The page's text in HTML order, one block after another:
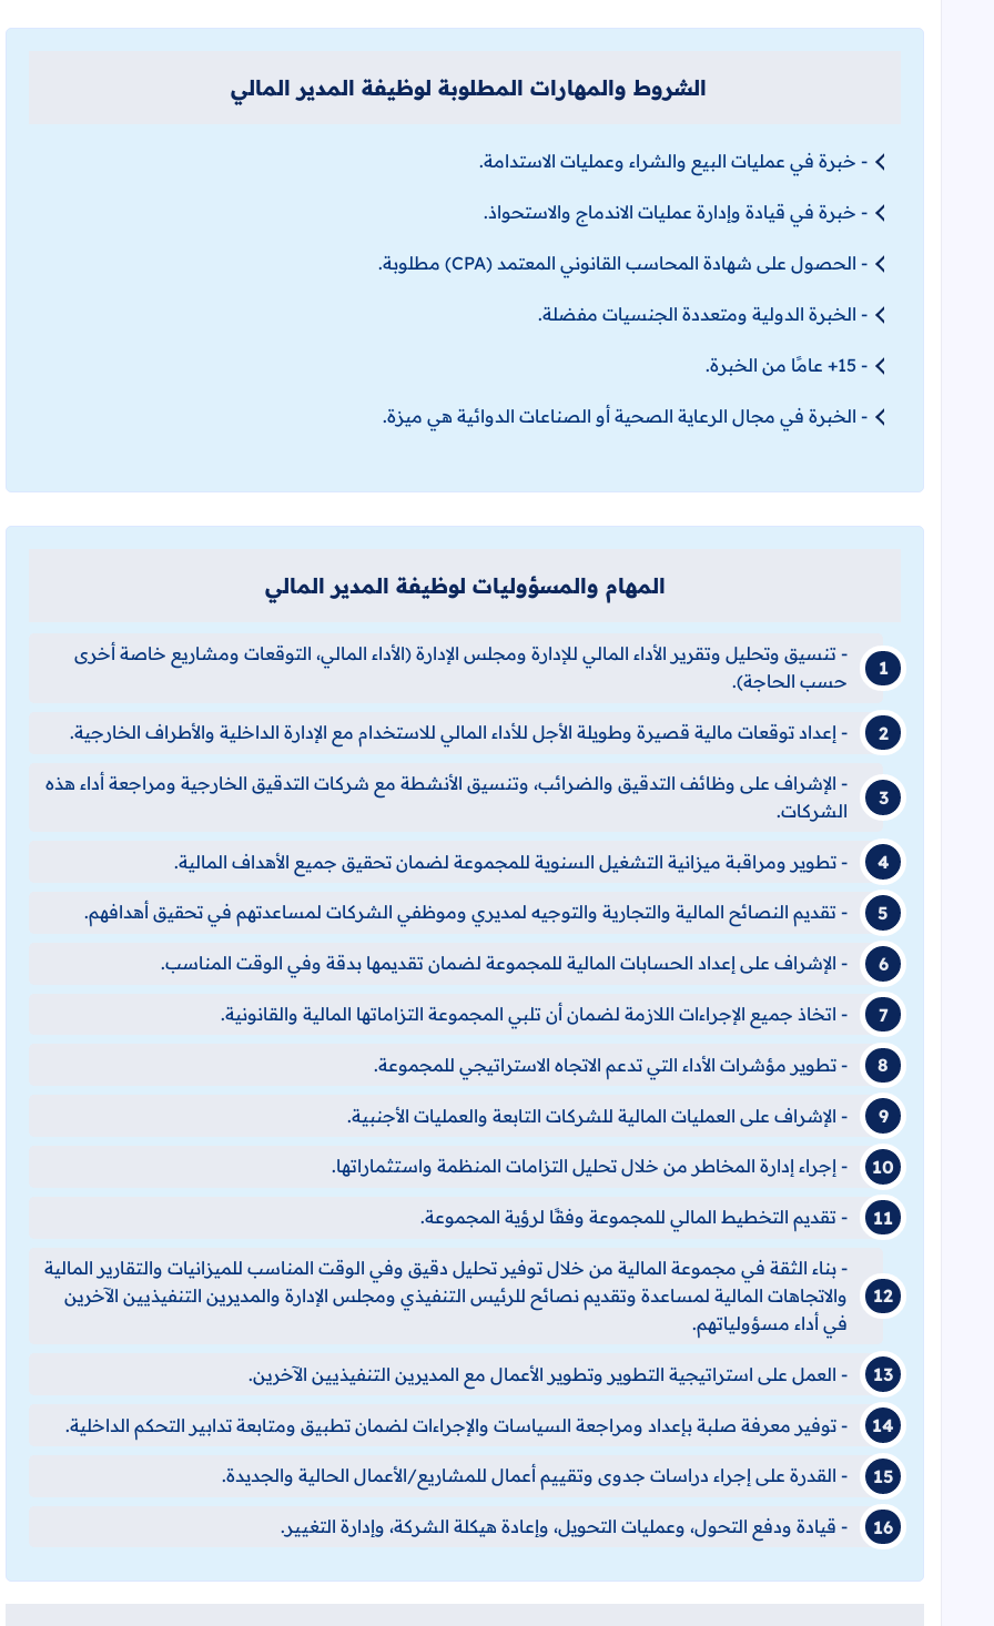
الشروط والمهارات المطلوبة لوظيفة المدير المالي
- خبرة في عمليات البيع والشراء وعمليات الاستدامة.
- خبرة في قيادة وإدارة عمليات الاندماج والاستحواذ.
- الحصول على شهادة المحاسب القانوني المعتمد (CPA) مطلوبة.
- الخبرة الدولية ومتعددة الجنسيات مفضلة.
- 15+ عامًا من الخبرة.
- الخبرة في مجال الرعاية الصحية أو الصناعات الدوائية هي ميزة.
المهام والمسؤوليات لوظيفة المدير المالي
- تنسيق وتحليل وتقرير الأداء المالي للإدارة ومجلس الإدارة (الأداء المالي، التوقعات ومشاريع خاصة أخرى
حسب الحاجة).
- إعداد توقعات مالية قصيرة وطويلة الأجل للأداء المالي للاستخدام مع الإدارة الداخلية والأطراف الخارجية.
- الإشراف على وظائف التدقيق والضرائب، وتنسيق الأنشطة مع شركات التدقيق الخارجية ومراجعة أداء هذه
الشركات.
- تطوير ومراقبة ميزانية التشغيل السنوية للمجموعة لضمان تحقيق جميع الأهداف المالية.
- تقديم النصائح المالية والتجارية والتوجيه لمديري وموظفي الشركات لمساعدتهم في تحقيق أهدافهم.
- الإشراف على إعداد الحسابات المالية للمجموعة لضمان تقديمها بدقة وفي الوقت المناسب.
- اتخاذ جميع الإجراءات اللازمة لضمان أن تلبي المجموعة التزاماتها المالية والقانونية.
- تطوير مؤشرات الأداء التي تدعم الاتجاه الاستراتيجي للمجموعة.
- الإشراف على العمليات المالية للشركات التابعة والعمليات الأجنبية.
- إجراء إدارة المخاطر من خلال تحليل التزامات المنظمة واستثماراتها.
- تقديم التخطيط المالي للمجموعة وفقًا لرؤية المجموعة.
- بناء الثقة في مجموعة المالية من خلال توفير تحليل دقيق وفي الوقت المناسب للميزانيات والتقارير المالية
والاتجاهات المالية لمساعدة وتقديم نصائح للرئيس التنفيذي ومجلس الإدارة والمديرين التنفيذيين الآخرين
في أداء مسؤولياتهم.
- العمل على استراتيجية التطوير وتطوير الأعمال مع المديرين التنفيذيين الآخرين.
- توفير معرفة صلبة بإعداد ومراجعة السياسات والإجراءات لضمان تطبيق ومتابعة تدابير التحكم الداخلية.
- القدرة على إجراء دراسات جدوى وتقييم أعمال للمشاريع/الأعمال الحالية والجديدة.
- قيادة ودفع التحول، وعمليات التحويل، وإعادة هيكلة الشركة، وإدارة التغيير.